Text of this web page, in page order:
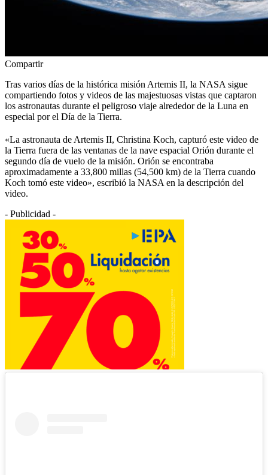
Compartir
Tras varios días de la histórica misión Artemis II, la NASA sigue
compartiendo fotos y videos de las majestuosas vistas que captaron
los astronautas durante el peligroso viaje alrededor de la Luna en
especial por el Día de la Tierra.
«La astronauta de Artemis II, Christina Koch, capturó este video de
la Tierra fuera de las ventanas de la nave espacial Orión durante el
segundo día de vuelo de la misión. Orión se encontraba
aproximadamente a 33,800 millas (54,500 km) de la Tierra cuando
Koch tomó este video», escribió la NASA en la descripción del
video.
- Publicidad -